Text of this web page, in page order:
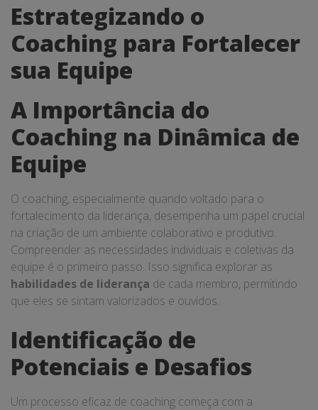
Estrategizando o
Coaching para Fortalecer
sua Equipe
A Importância do
Coaching na Dinâmica de
Equipe
O coaching, especialmente quando voltado para o
fortalecimento da liderança, desempenha um papel crucial
na criação de um ambiente colaborativo e produtivo.
Compreender as necessidades individuais e coletivas da
equipe é o primeiro passo. Isso significa explorar as
habilidades de liderança de cada membro, permitindo
que eles se sintam valorizados e ouvidos.
Identificação de
Potenciais e Desafios
Um processo eficaz de coaching começa com a